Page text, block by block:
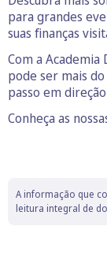
para grandes
suas finanças
Com a Academia
pode ser mais
passo em
Conheça as
A informação que
leitura integral de